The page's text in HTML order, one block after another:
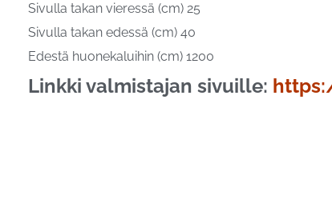
Sivulla takan vieressä (cm) 25
Sivulla takan edessä (cm) 40
Edestä huonekaluihin (cm) 1200
Linkki valmistajan sivuille: